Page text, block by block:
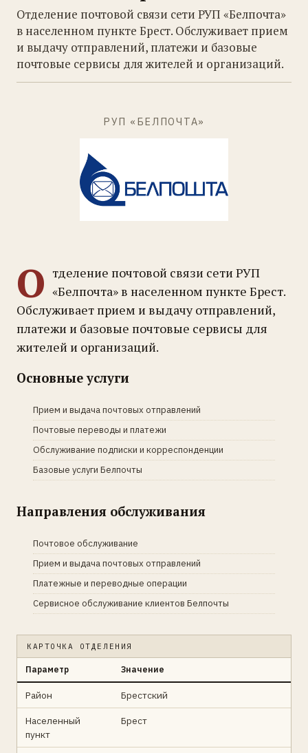
Отделение почтовой связи сети РУП «Белпочта»
в населенном пункте Брест. Обслуживает прием
и выдачу отправлений, платежи и базовые
почтовые сервисы для жителей и организаций.
РУП «БЕЛПОЧТА»
О тделение почтовой связи сети РУП
«Белпочта» в населенном пункте Брест.
Обслуживает прием и выдачу отправлений,
платежи и базовые почтовые сервисы для
жителей и организаций.
Основные услуги
Прием и выдача почтовых отправлений
Почтовые переводы и платежи
Обслуживание подписки и корреспонденции
Базовые услуги Белпочты
Направления обслуживания
Почтовое обслуживание
Прием и выдача почтовых отправлений
Платежные и переводные операции
Сервисное обслуживание клиентов Белпочты
КАРТОЧКА ОТДЕЛЕНИЯ
Параметр Значение
Район Брестский
Населенный
пункт
Брест